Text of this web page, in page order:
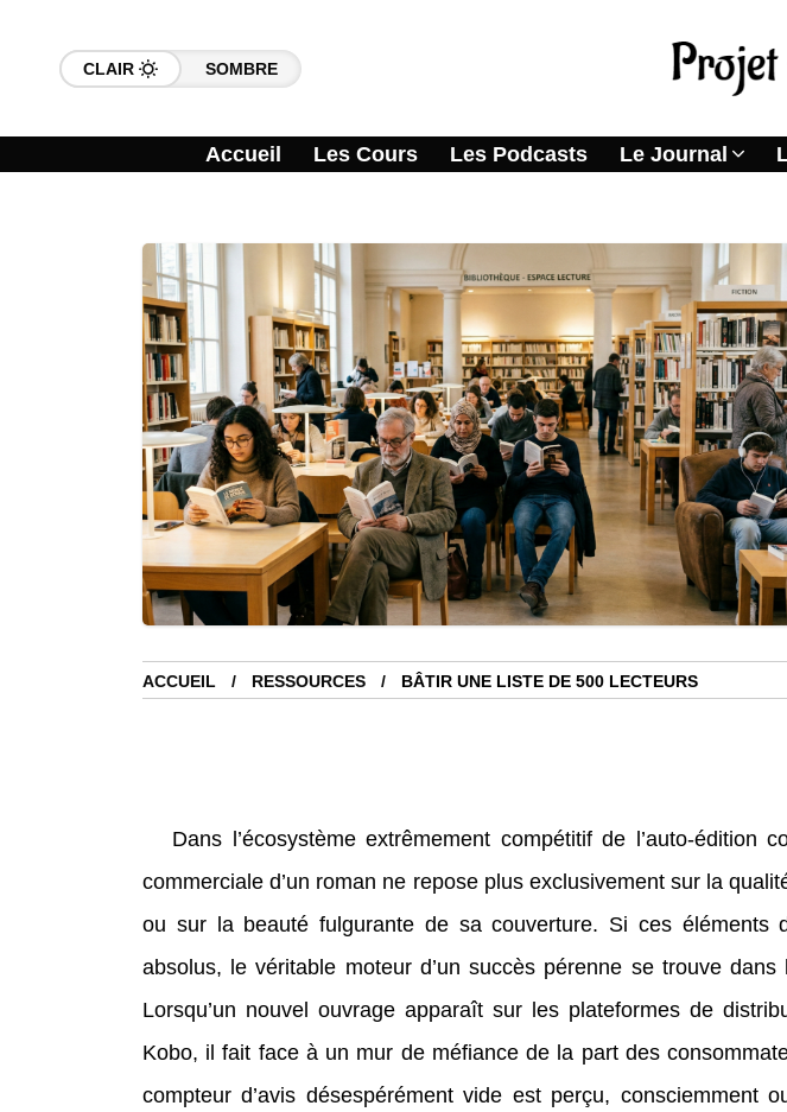
CLAIR SOMBRE
Accueil Les Cours Les Podcasts Le Journal
ACCUEIL RESSOURCES BÂTIR UNE LISTE DE 500 LECTEURS
Dans l’écosystème extrêmement compétitif de l’auto-édition
commerciale d’un roman ne repose plus exclusivement sur la
ou sur la beauté fulgurante de sa couverture. Si ces éléments
absolus, le véritable moteur d’un succès pérenne se trouve
Lorsqu’un nouvel ouvrage apparaît sur les plateformes de
Kobo, il fait face à un mur de méfiance de la part des
compteur d’avis désespérément vide est perçu, consciemment